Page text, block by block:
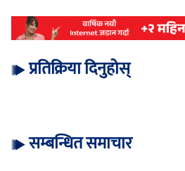
प्रतिक्रिया दिनुहोस्
सम्बन्धित समाचार